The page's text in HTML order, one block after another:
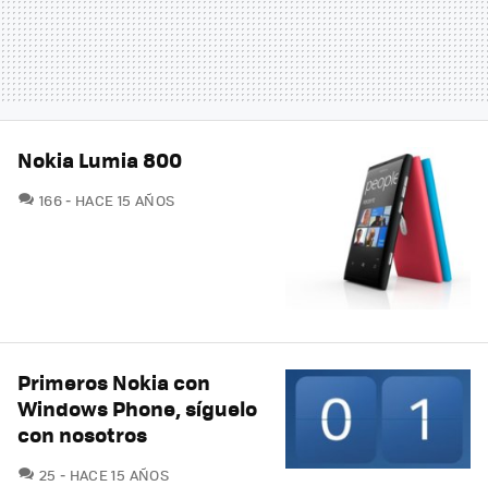
Nokia Lumia 800
166COMENTARIOS
HACE 15 AÑOS
Primeros Nokia con
Windows Phone, síguelo
con nosotros
25 COMENTARIOS
HACE 15 AÑOS